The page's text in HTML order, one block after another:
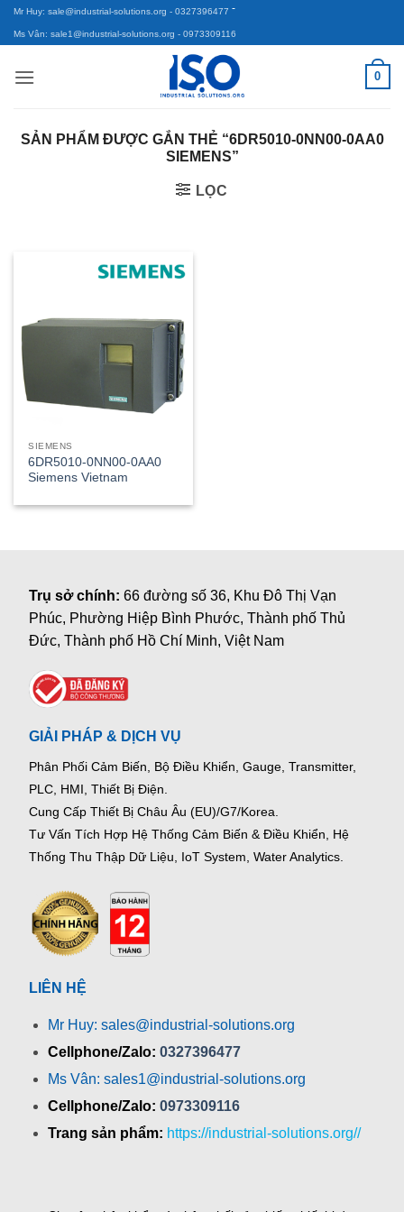
Bỏ
qua
dung
Mr Huy: sale@industrial-solutions.org - 0327396477 -
Ms Vân: sale1@industrial-solutions.org - 0973309116
0
SẢN PHẨM ĐƯỢC GẮN THẺ “6DR5010-0NN00-0AA0
SIEMENS”
LỌC
SIEMENS
6DR5010-0NN00-0AA0
Siemens Vietnam
Trụ sở chính:66 đường số 36, Khu Đô Thị Vạn
Phúc, Phường Hiệp Bình Phước, Thành phố Thủ
Đức, Thành phố Hồ Chí Minh, Việt Nam
GIẢI PHÁP & DỊCH VỤ
Phân Phối Cảm Biến, Bộ Điều Khiển, Gauge, Transmitter,
PLC, HMI, Thiết Bị Điện.
Cung Cấp Thiết Bị Châu Âu (EU)/G7/Korea.
Tư Vấn Tích Hợp Hệ Thống Cảm Biến & Điều Khiển, Hệ
Thống Thu Thập Dữ Liệu, IoT System, Water Analytics.
LIÊN HỆ
Mr Huy: sales@industrial-solutions.org
Cellphone/Zalo: 0327396477
Ms Vân: sales1@industrial-solutions.org
Cellphone/Zalo: 0973309116
Trang sản phẩm: https://industrial-solutions.org//